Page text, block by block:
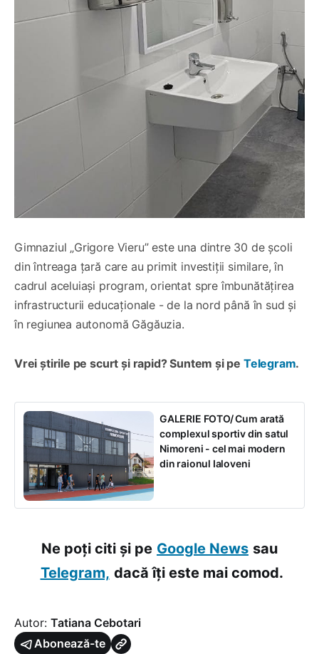
Gimnaziul „Grigore Vieru” este una dintre 30 de școli
din întreaga țară care au primit investiții similare, în
cadrul aceluiași program, orientat spre îmbunătățirea
infrastructurii educaționale - de la nord până în sud și
în regiunea autonomă Găgăuzia.
Vrei știrile pe scurt și rapid? Suntem și pe Telegram.
GALERIE FOTO/ Cum arată
complexul sportiv din satul
Nimoreni - cel mai modern
din raionul Ialoveni
Ne poți citi și pe Google News sau
Telegram, dacă îți este mai comod.
Autor: Tatiana Cebotari
Abonează-te